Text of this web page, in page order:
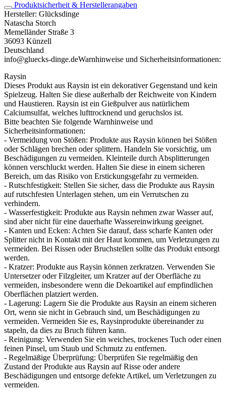
Produktsicherheit & Herstellerangaben
Hersteller: Glücksdinge
Natascha Storch
Memelländer Straße 3
36093 Künzell
Deutschland
info@gluecks-dinge.deWarnhinweise und Sicherheitsinformationen:
Raysin
Dieses Produkt aus Raysin ist ein dekorativer Gegenstand und kein
Spielzeug. Halten Sie diese außerhalb der Reichweite von Kindern
und Haustieren. Raysin ist ein Gießpulver aus natürlichem
Calciumsulfat, welches lufttrocknend und geruchslos ist.
Bitte beachten Sie folgende Warnhinweise und
Sicherheitsinformationen:
- Vermeidung von Stößen: Produkte aus Raysin können bei Stößen
oder Schlägen brechen oder splittern. Handeln Sie vorsichtig, um
Beschädigungen zu vermeiden. Kleinteile durch Absplitterungen
können verschluckt werden. Halten Sie diese in einem sicheren
Bereich, um das Risiko von Erstickungsgefahr zu vermeiden.
- Rutschfestigkeit: Stellen Sie sicher, dass die Produkte aus Raysin
auf rutschfesten Unterlagen stehen, um ein Verrutschen zu
verhindern.
- Wasserfestigkeit: Produkte aus Raysin nehmen zwar Wasser auf,
sind aber nicht für eine dauerhafte Wassereinwirkung geeignet.
- Kanten und Ecken: Achten Sie darauf, dass scharfe Kanten oder
Splitter nicht in Kontakt mit der Haut kommen, um Verletzungen zu
vermeiden. Bei Rissen oder Bruchstellen sollte das Produkt entsorgt
werden.
- Kratzer: Produkte aus Raysin können zerkratzen. Verwenden Sie
Untersetzer oder Filzgleiter, um Kratzer auf der Oberfläche zu
vermeiden, insbesondere wenn die Dekoartikel auf empfindlichen
Oberflächen platziert werden.
- Lagerung: Lagern Sie die Produkte aus Raysin an einem sicheren
Ort, wenn sie nicht in Gebrauch sind, um Beschädigungen zu
vermeiden. Vermeiden Sie es, Raysinprodukte übereinander zu
stapeln, da dies zu Bruch führen kann.
- Reinigung: Verwenden Sie ein weiches, trockenes Tuch oder einen
feinen Pinsel, um Staub und Schmutz zu entfernen.
- Regelmäßige Überprüfung: Überprüfen Sie regelmäßig den
Zustand der Produkte aus Raysin auf Risse oder andere
Beschädigungen und entsorge defekte Artikel, um Verletzungen zu
vermeiden.